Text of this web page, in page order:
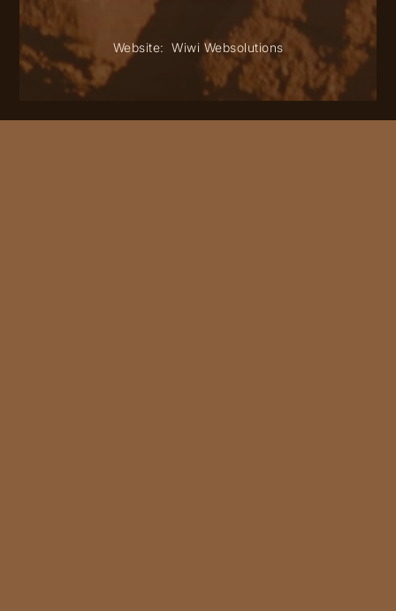
Website: Wiwi Websolutions